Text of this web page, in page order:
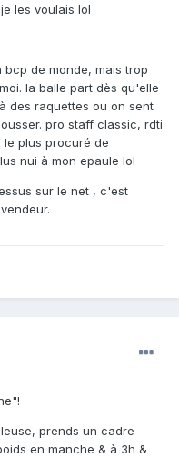
les voulais lol
de monde, mais trop
la balle part dès qu'elle
des raquettes ou on sent
pro staff classic, rdti
le plus procuré de
nui à mon epaule lol
sur le net , c'est
prends un cadre
en manche & à 3h &